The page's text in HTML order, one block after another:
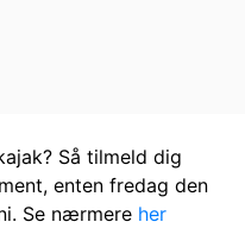
Så tilmeld dig
enten fredag den
Se nærmere her